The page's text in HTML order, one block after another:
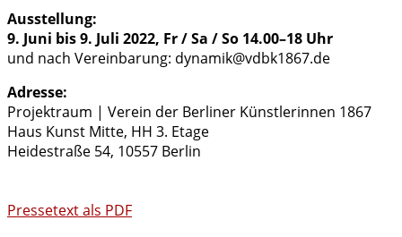
Ausstellung:
9. Juni bis 9. Juli 2022, Fr / Sa / So 14.00–18 Uhr
und nach Vereinbarung: dynamik@vdbk1867.de
Adresse:
Projektraum | Verein der Berliner Künstlerinnen 1867
Haus Kunst Mitte, HH 3. Etage
Heidestraße 54, 10557 Berlin
Pressetext als PDF